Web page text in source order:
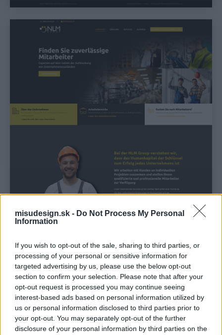
misudesign.sk - Do Not Process My Personal
Information
If you wish to opt-out of the sale, sharing to third parties, or
processing of your personal or sensitive information for
targeted advertising by us, please use the below opt-out
section to confirm your selection. Please note that after your
opt-out request is processed you may continue seeing
interest-based ads based on personal information utilized by
us or personal information disclosed to third parties prior to
your opt-out. You may separately opt-out of the further
disclosure of your personal information by third parties on the